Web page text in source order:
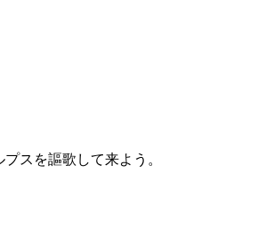
スを謳歌して来よう。